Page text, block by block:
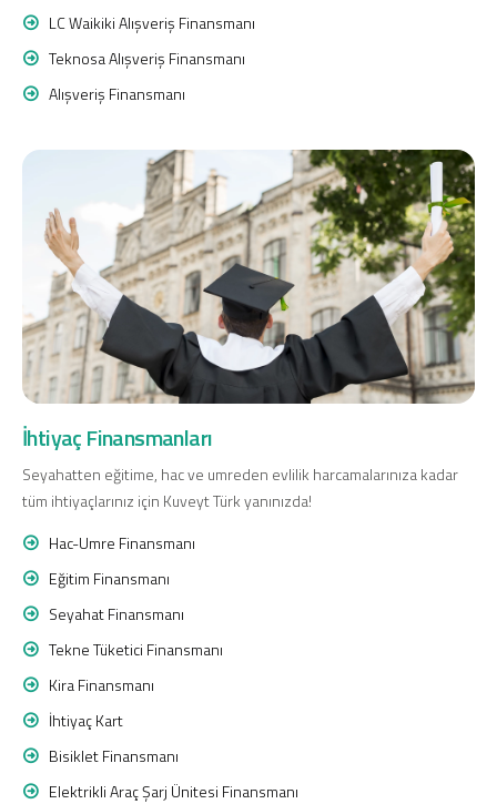
LC Waikiki Alışveriş Finansmanı
Teknosa Alışveriş Finansmanı
Alışveriş Finansmanı
İhtiyaç Finansmanları
Seyahatten eğitime, hac ve umreden evlilik harcamalarınıza kadar
tüm ihtiyaçlarınız için Kuveyt Türk yanınızda!
Hac-Umre Finansmanı
Eğitim Finansmanı
Seyahat Finansmanı
Tekne Tüketici Finansmanı
Kira Finansmanı
İhtiyaç Kart
Bisiklet Finansmanı
Elektrikli Araç Şarj Ünitesi Finansmanı